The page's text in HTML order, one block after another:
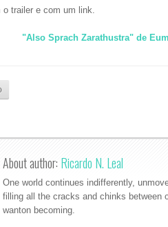
o trailer e com um link.
"Also Sprach Zarathustra" de
About author: Ricardo N. Leal
One world continues indifferently,
filling all the cracks and chinks between
wanton becoming.